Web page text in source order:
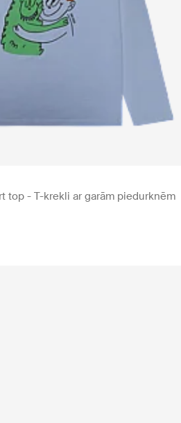
top - T-krekli ar garām piedurknēm